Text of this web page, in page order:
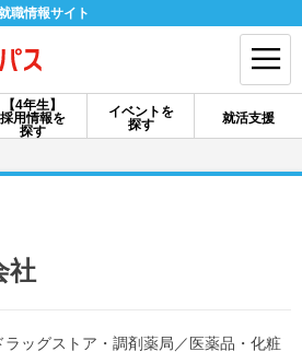
職情報サイト
【4年生】
採用情報を
探す
イベントを
探す
就活支援
ログイン
社
ラッグストア・調剤薬局 ／ 医薬品・化粧